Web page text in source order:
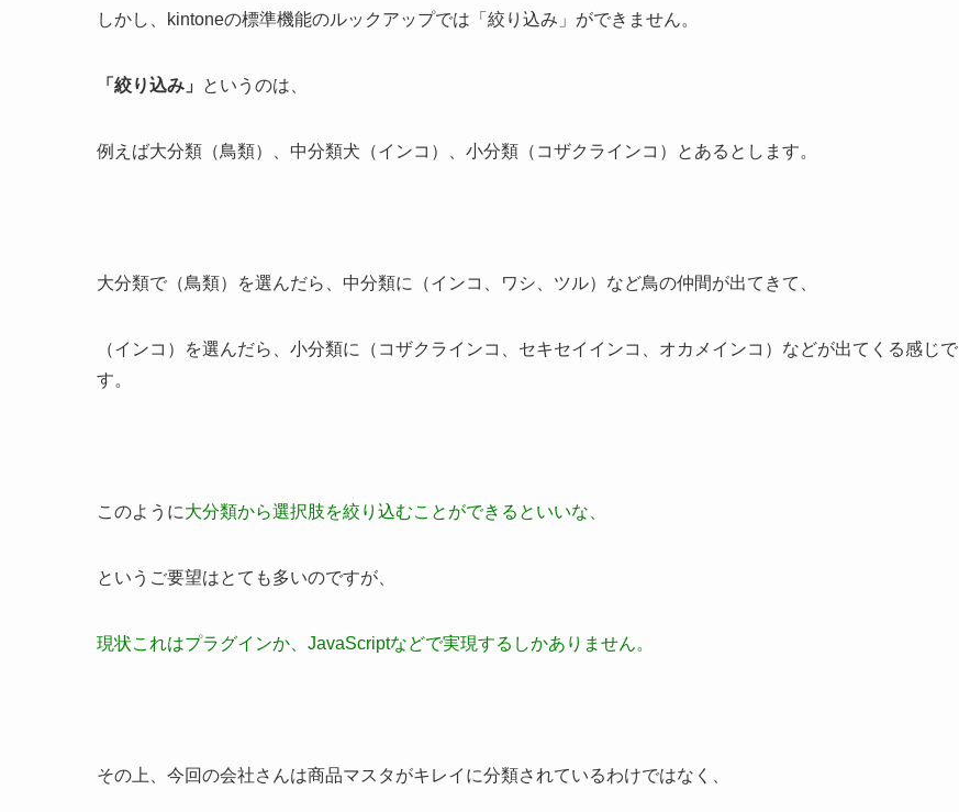
しかし、kintoneの標準機能のルックアップでは「絞り込み」ができません。
「絞り込み」 というのは、
例えば大分類（鳥類）、中分類犬（インコ）、小分類（コザクラインコ）とあるとします。
大分類で（鳥類）を選んだら、中分類に（インコ、ワシ、ツル）など鳥の仲間が出てきて、
（インコ）を選んだら、小分類に（コザクラインコ、セキセイインコ、オカメインコ）などが出てくる感じで
す。
このように大分類から選択肢を絞り込むことができるといいな、
というご要望はとても多いのですが、
現状これはプラグインか、JavaScriptなどで実現するしかありません。
その上、今回の会社さんは商品マスタがキレイに分類されているわけではなく、